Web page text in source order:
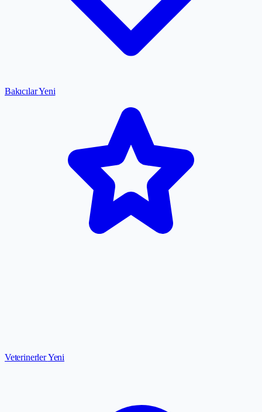
BakıcılarYeni
VeterinerlerYeni